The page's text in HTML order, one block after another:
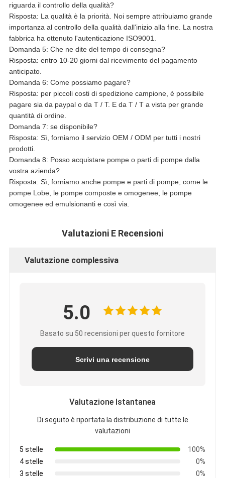
riguarda il controllo della qualità?
Risposta: La qualità è la priorità. Noi sempre attribuiamo grande
importanza al controllo della qualità dall'inizio alla fine. La nostra
fabbrica ha ottenuto l'autenticazione ISO9001.
Domanda 5: Che ne dite del tempo di consegna?
Risposta: entro 10-20 giorni dal ricevimento del pagamento
anticipato.
Domanda 6: Come possiamo pagare?
Risposta: per piccoli costi di spedizione campione, è possibile
pagare sia da paypal o da T / T. E da T / T a vista per grande
quantità di ordine.
Domanda 7: se disponibile?
Risposta: Sì, forniamo il servizio OEM / ODM per tutti i nostri
prodotti.
Domanda 8: Posso acquistare pompe o parti di pompe dalla
vostra azienda?
Risposta: Sì, forniamo anche pompe e parti di pompe, come le
pompe Lobe, le pompe composte e omogenee, le pompe
omogenee ed emulsionanti e così via.
Valutazioni E Recensioni
Valutazione complessiva
5.0
Basato su 50 recensioni per questo fornitore
Scrivi una recensione
Valutazione Istantanea
Di seguito è riportata la distribuzione di tutte le
valutazioni
5 stelle
100%
4 stelle
0%
3 stelle
0%